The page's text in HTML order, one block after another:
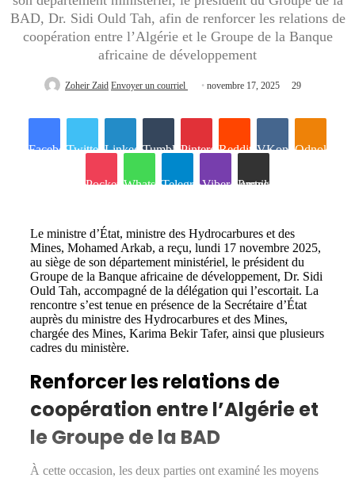
BAD, Dr. Sidi Ould Tah, afin de renforcer les relations de
coopération entre l’Algérie et le Groupe de la Banque
africaine de développement
Zoheir Zaid Envoyer un courriel novembre 17, 2025 29
FacebookTwitter LinkedinTumblr PinterestReddit VKontakte
Pocket WhatsAppTelegramViber Partager par email
Le ministre d’État, ministre des Hydrocarbures et des
Mines, Mohamed Arkab, a reçu, lundi 17 novembre 2025,
au siège de son département ministériel, le président du
Groupe de la Banque africaine de développement, Dr. Sidi
Ould Tah, accompagné de la délégation qui l’escortait. La
rencontre s’est tenue en présence de la Secrétaire d’État
auprès du ministre des Hydrocarbures et des Mines,
chargée des Mines, Karima Bekir Tafer, ainsi que plusieurs
cadres du ministère.
Renforcer les relations de
coopération entre l’Algérie et
le Groupe de la BAD
À cette occasion, les deux parties ont examiné les moyens